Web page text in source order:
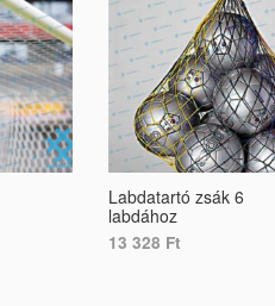
Labdatartó zsák 6
labdához
13 328 Ft